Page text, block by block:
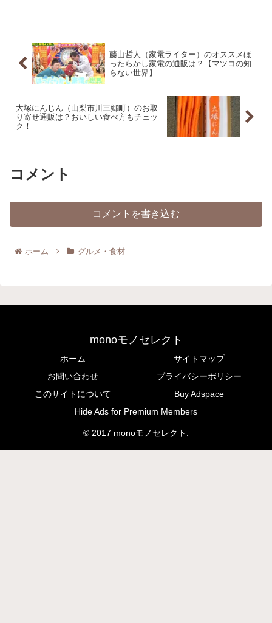
藤山哲人（家電ライター）のオススメほ
ったらかし家電の通販は？【マツコの知
らない世界】
大塚にんじん（山梨市川三郷町）のお取
り寄せ通販は？おいしい食べ方もチェッ
ク！
コメント
コメントを書き込む
ホーム グルメ・食材
monoモノセレクト
ホーム
サイトマップ
お問い合わせ
プライバシーポリシー
このサイトについて
Buy Adspace
Hide Ads for Premium Members
© 2017 monoモノセレクト.